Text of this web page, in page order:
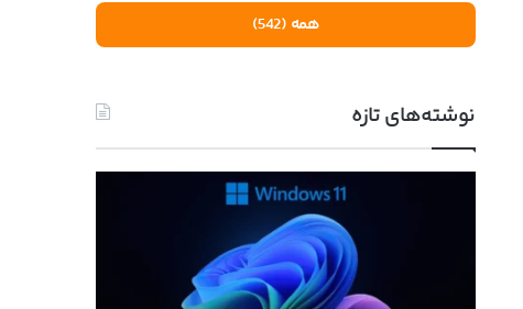
همه (542)
نوشته‌های تازه